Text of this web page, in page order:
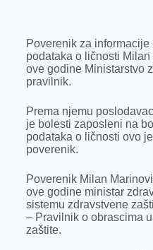
b
o
e
n
r
e
d
Poverenik za
podataka o ličnosti
ove godine Ministarstvo
pravilnik.
Prema njemu
je bolesti zaposleni na
podataka o ličnosti ovo
poverenik.
Poverenik Milan
ove godine ministar
sistemu zdravstvene
– Pravilnik o obrascima
zaštite.